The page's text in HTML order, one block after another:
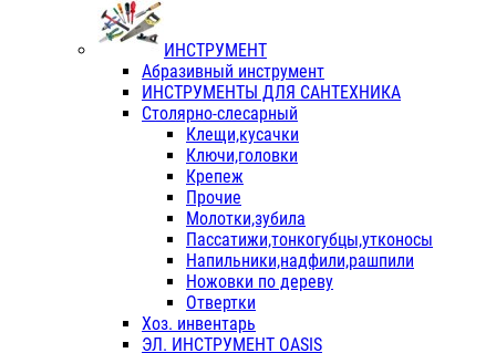
ИНСТРУМЕНТ
Абразивный инструмент
ИНСТРУМЕНТЫ ДЛЯ САНТЕХНИКА
Столярно-слесарный
Клещи,кусачки
Ключи,головки
Крепеж
Прочие
Молотки,зубила
Пассатижи,тонкогубцы,утконосы
Напильники,надфили,рашпили
Ножовки по дереву
Отвертки
Хоз. инвентарь
ЭЛ. ИНСТРУМЕНТ OASIS